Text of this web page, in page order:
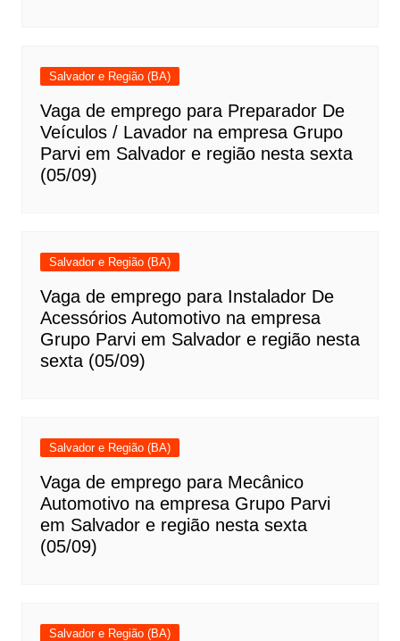
Salvador e Região (BA)
Vaga de emprego para Preparador De
Veículos / Lavador na empresa Grupo
Parvi em Salvador e região nesta sexta
(05/09)
Salvador e Região (BA)
Vaga de emprego para Instalador De
Acessórios Automotivo na empresa
Grupo Parvi em Salvador e região nesta
sexta (05/09)
Salvador e Região (BA)
Vaga de emprego para Mecânico
Automotivo na empresa Grupo Parvi
em Salvador e região nesta sexta
(05/09)
Salvador e Região (BA)